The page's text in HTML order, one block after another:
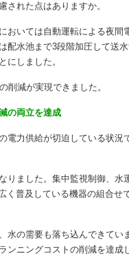
れた点はありますか。
おいては自動運転による夜間
配水池まで3段階加圧して送
にしました。
減が実現できました。
の両立を達成
力供給が切迫している状況
りました。集中監視制御、水
く普及している機器の組合せ
の需要も落ち込んできてい
ンニングコストの削減を達成